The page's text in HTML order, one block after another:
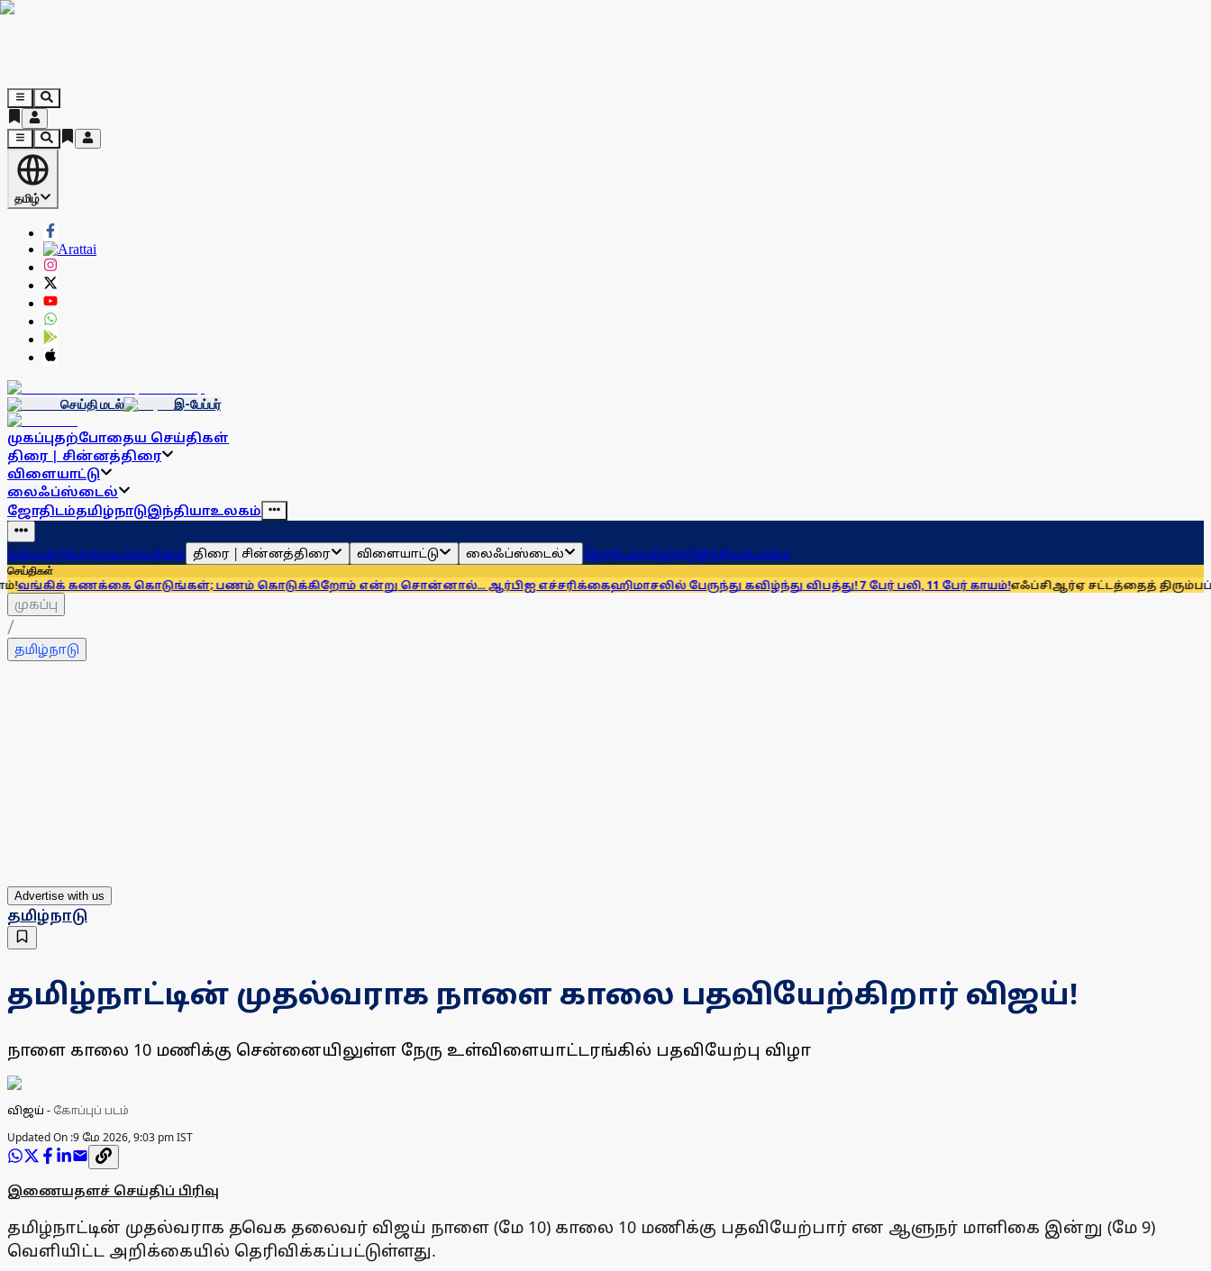
தமிழ்
செய்தி மடல் இ-பேப்பர்
முகப்புதற்போதைய செய்திகள்
திரை | சின்னத்திரை
விளையாட்டு
லைஃப்ஸ்டைல்
ஜோதிடம்தமிழ்நாடுஇந்தியாஉலகம்
முகப்புதற்போதைய செய்திகள் திரை | சின்னத்திரை விளையாட்டு லைஃப்ஸ்டைல் ஜோதிடம்தமிழ்நாடுஇந்தியாஉலகம்
செய்திகள்
கொடுங்கள்; பணம் கொடுக்கிறோம் என்று சொன்னால்... ஆர்பிஐ எச்சரிக்கைஹிமாசலில் பேருந்து கவிழ்ந்து விபத்து! 7 பேர் பலி, 11 பேர் காயம்!எஃப்சிஆர்ஏ சட்டத்தைத் திரும்பப் பெறுக:
முகப்பு
/
தமிழ்நாடு
Advertise with us
தமிழ்நாடு
தமிழ்நாட்டின் முதல்வராக நாளை காலை பதவியேற்கிறார் விஜய்!
நாளை காலை 10 மணிக்கு சென்னையிலுள்ள நேரு உள்விளையாட்டரங்கில் பதவியேற்பு விழா
விஜய் - கோப்புப் படம்
Updated On :9 மே 2026, 9:03 pm IST
இணையதளச் செய்திப் பிரிவு
தமிழ்நாட்டின் முதல்வராக தவெக தலைவர் விஜய் நாளை (மே 10) காலை 10 மணிக்கு பதவியேற்பார் என ஆளுநர் மாளிகை இன்று (மே 9)
வெளியிட்ட அறிக்கையில் தெரிவிக்கப்பட்டுள்ளது.